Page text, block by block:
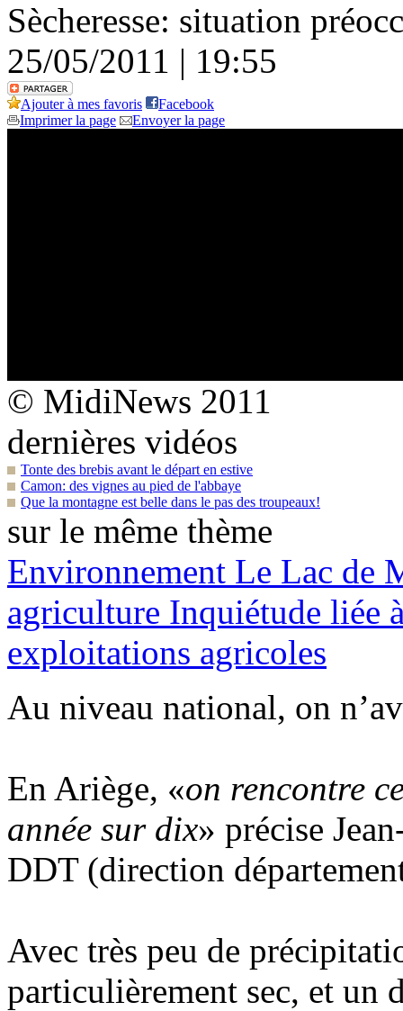
Sècheresse: situation
25/05/2011 | 19:55
Ajouter à mes favoris
Facebook
Imprimer la page
Envoyer la page
© MidiNews 2011
dernières vidéos
Tonte des brebis avant le départ en estive
Camon: des vignes au pied de l'abbaye
Que la montagne est belle dans le pas des troupeaux!
sur le même thème
Environnement Le Lac de
agriculture Inquiétude liée
exploitations agricoles
Au niveau national, on
En Ariège, «on rencontre
année sur dix» précise
DDT (direction
Avec très peu de
particulièrement sec, et un